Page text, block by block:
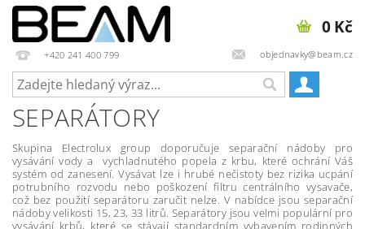
+420 241 400 799 objednavky@beam.cz
0 Kč
SEPARÁTORY
Skupina Electrolux group doporučuje separační nádoby pro
vysávání vody a vychladnutého popela z krbu, které ochrání Váš
systém od zanesení. Vysávat lze i hrubé nečistoty bez rizika ucpání
potrubního rozvodu nebo poškození filtru centrálního vysavače,
což bez použití separátoru zaručit nelze. V nabídce jsou separační
nádoby velikosti 15, 23, 33 litrů. Separátory jsou velmi populární pro
vysávání krbů, které se stávají standardním vybavením rodinných